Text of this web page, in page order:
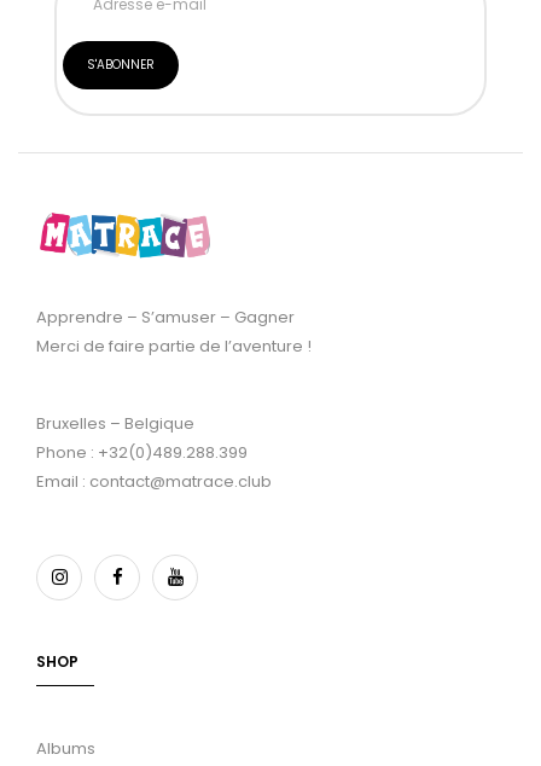
Apprendre – S’amuser – Gagner
Merci de faire partie de l’aventure !
Bruxelles – Belgique
Phone : +32(0)489.288.399
Email : contact@matrace.club
SHOP
Albums